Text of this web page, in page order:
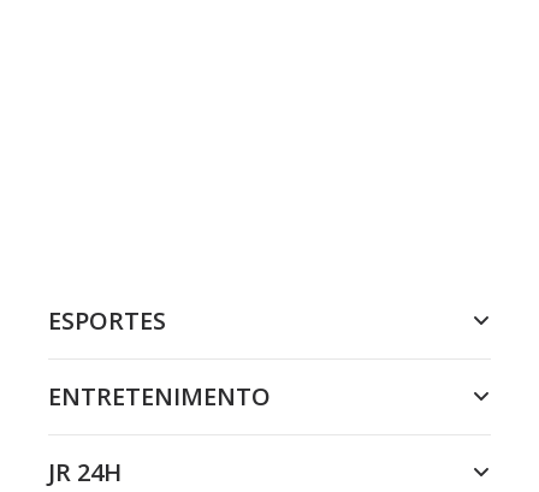
ESPORTES
ENTRETENIMENTO
JR 24H